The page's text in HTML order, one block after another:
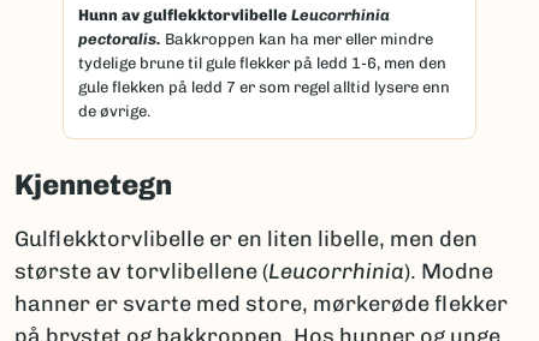
Hunn av gulflekktorvlibelle Leucorrhinia
pectoralis. Bakkroppen kan ha mer eller mindre
tydelige brune til gule flekker på ledd 1-6, men den
gule flekken på ledd 7 er som regel alltid lysere enn
de øvrige.
Kjennetegn
Gulflekktorvlibelle er en liten libelle, men den
største av torvlibellene (Leucorrhinia). Modne
hanner er svarte med store, mørkerøde flekker